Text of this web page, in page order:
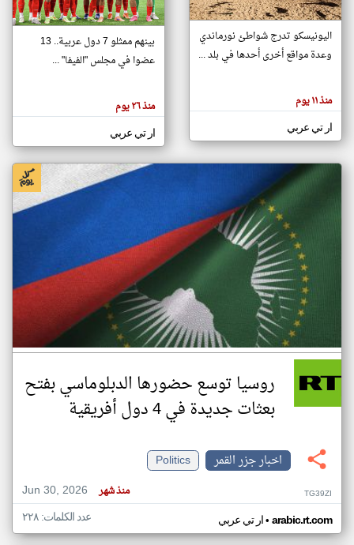
تغيير الدولة
اخبار جزر القمر على مدار الساعة
أهم اخبار جزر القمر العاجلة والمباشرة
هنا عن
وجهة
كاتبيها.
اليونيسكو تدرج شواطئ نورماندي
وعدة مواقع أخرى أحدها في بلد ...
منذ ١١ يوم
ار تي عربي
بينهم ممثلو 7 دول عربية.. 13
عضوا في مجلس "الفيفا" ...
منذ ٢٦ يوم
ار تي عربي
روسيا توسع حضورها الدبلوماسي بفتح
بعثات جديدة في 4 دول أفريقية
اخبار جزر القمر
Politics
Jun 30, 2026
منذ شهر TG39ZI
ار تي عربي• arabic.rt.com عدد الكلمات: ٢٢٨
klyoum.com